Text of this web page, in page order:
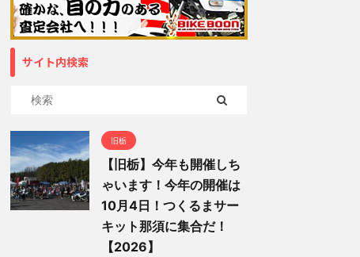
サイト内検索
旧栃
【旧栃】今年も開催しち
ゃいます！今年の開催は
10月4日！つくるまサー
キット那須に集合だ！
【2026】